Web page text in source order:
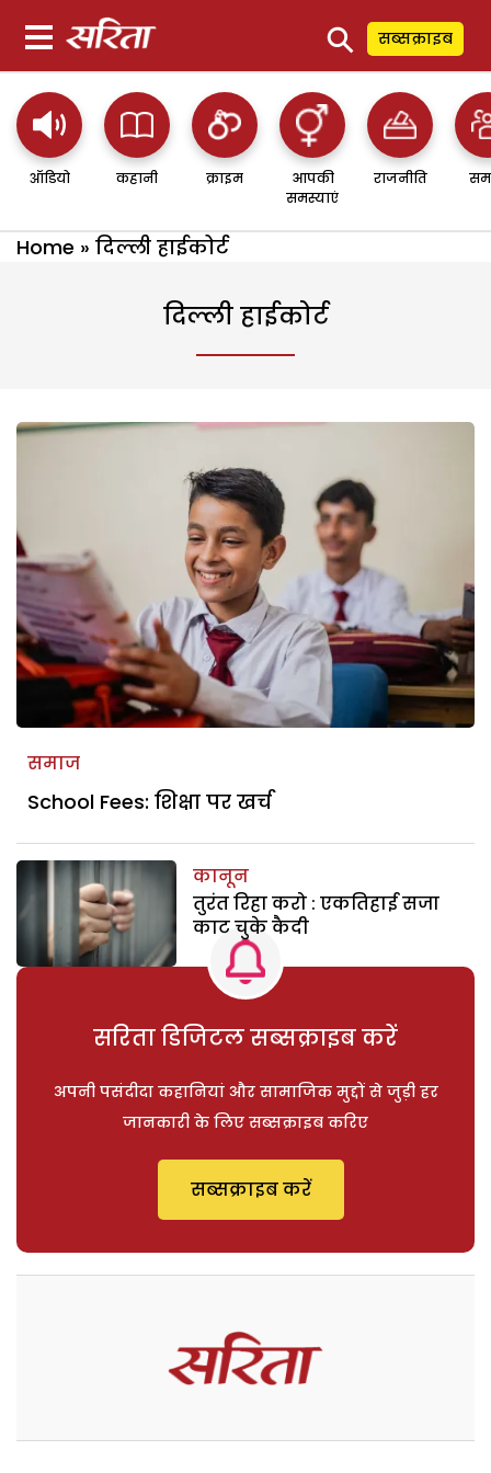
⚲ सब्सक्राइब
ऑडियो कहानी क्राइम
आपकी
समस्याएं
राजनीति
Home » दिल्ली हाईकोर्ट
दिल्ली हाईकोर्ट
समाज
School Fees: शिक्षा पर खर्च
कानून
तुरंत रिहा करो : एकतिहाई सजा
काट चुके कैदी
सरिता डिजिटल सब्सक्राइब करें
अपनी पसंदीदा कहानियां और सामाजिक मुद्दों से जुड़ी हर
जानकारी के लिए सब्सक्राइब करिए
सब्सक्राइब करें